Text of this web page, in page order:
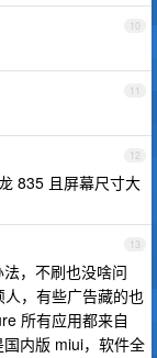
10
11
12
835 且屏幕尺寸大
13
，不刷也没啥问
，有些广告藏的也
所有应用都来自
内版 miui，软件全